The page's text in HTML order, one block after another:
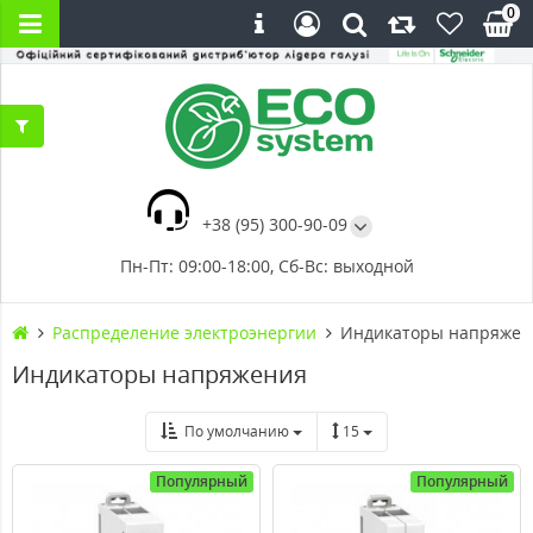
+38 (95) 300-90-09
Пн-Пт: 09:00-18:00, Сб-Вс: выходной
0
Распределение электроэнергии Индикаторы
Индикаторы напряжения
По умолчанию 15
Популярный Популярный